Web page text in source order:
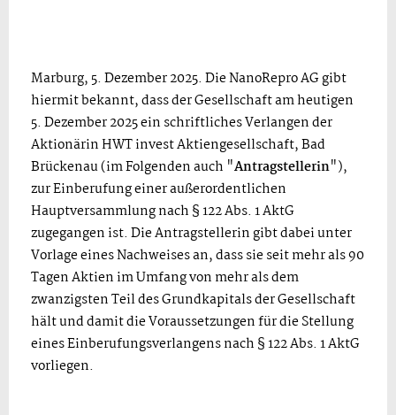
Marburg, 5. Dezember 2025. Die NanoRepro AG gibt
hiermit bekannt, dass der Gesellschaft am heutigen
5. Dezember 2025 ein schriftliches Verlangen der
Aktionärin HWT invest Aktiengesellschaft, Bad
Brückenau (im Folgenden auch "Antragstellerin"),
zur Einberufung einer außerordentlichen
Hauptversammlung nach § 122 Abs. 1 AktG
zugegangen ist. Die Antragstellerin gibt dabei unter
Vorlage eines Nachweises an, dass sie seit mehr als 90
Tagen Aktien im Umfang von mehr als dem
zwanzigsten Teil des Grundkapitals der Gesellschaft
hält und damit die Voraussetzungen für die Stellung
eines Einberufungsverlangens nach § 122 Abs. 1 AktG
vorliegen.